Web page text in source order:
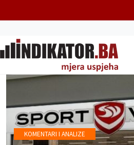
KOMENTARI I ANALIZE